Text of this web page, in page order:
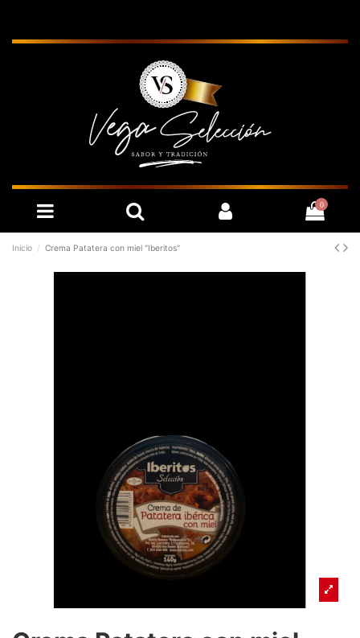
0
Inicio Crema Patatera con miel "Iberitos"